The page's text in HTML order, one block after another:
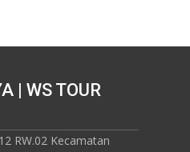
| WS TOUR
RW.02 Kecamatan